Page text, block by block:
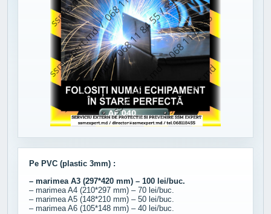
Pe PVC (plastic 3mm) :
– marimea A3 (297*420 mm) – 100 lei/buc.
– marimea A4 (210*297 mm) – 70 lei/buc.
– marimea A5 (148*210 mm) – 50 lei/buc.
– marimea A6 (105*148 mm) – 40 lei/buc.